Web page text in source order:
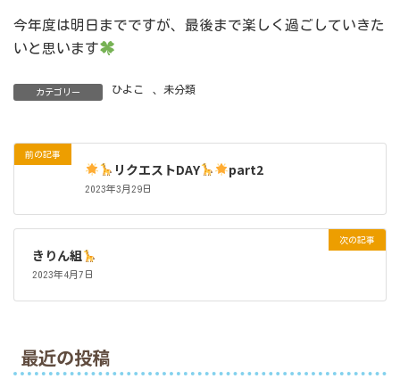
今年度は明日までですが、最後まで楽しく過ごしていきた
いと思います
カテゴリー ひよこ 未分類
前の記事
リクエストDAY part2
2023年3月29日
次の記事
きりん組
2023年4月7日
最近の投稿